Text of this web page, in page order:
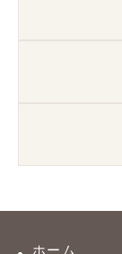
ホーム